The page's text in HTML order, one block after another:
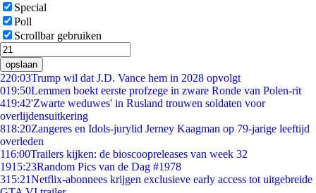
Special
Poll
Scrollbar gebruiken
opslaan
220:03Trump wil dat J.D. Vance hem in 2028 opvolgt
019:50Lemmen boekt eerste profzege in zware Ronde van Polen-rit
419:42'Zwarte weduwes' in Rusland trouwen soldaten voor
overlijdensuitkering
818:20Zangeres en Idols-jurylid Jerney Kaagman op 79-jarige leeftijd
overleden
116:00Trailers kijken: de bioscoopreleases van week 32
1915:23Random Pics van de Dag #1978
315:21Netflix-abonnees krijgen exclusieve early access tot uitgebreide